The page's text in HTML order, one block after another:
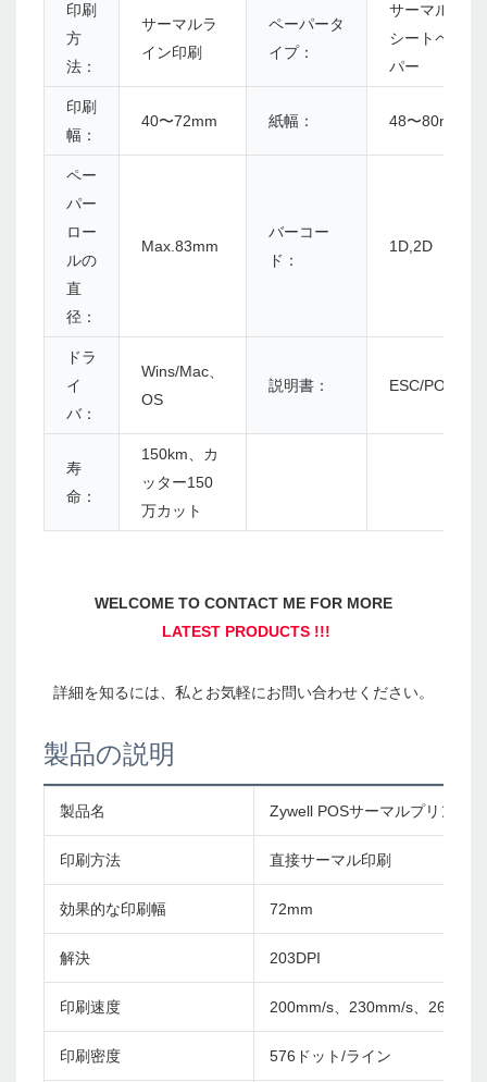
印刷
方
法：
サーマルラ
イン印刷
ペーパータ
イプ：
サーマルレ
シートペー
パー
印刷
幅：
40〜72mm 紙幅： 48〜80mm
ペー
パー
ロー
ルの
直
径：
Max.83mm
バーコー
ド：
1D,2D
ドラ
イ
バ：
Wins/Mac、
OS
説明書： ESC/POS
寿
命：
150km、カ
ッター150
万カット
製品の説明
製品名 Zywell POSサーマルプリンタ
印刷方法 直接サーマル印刷
効果的な印刷幅 72mm
解決 203DPI
印刷速度 200mm/s、230mm/s、
印刷密度 576ドット/ライン